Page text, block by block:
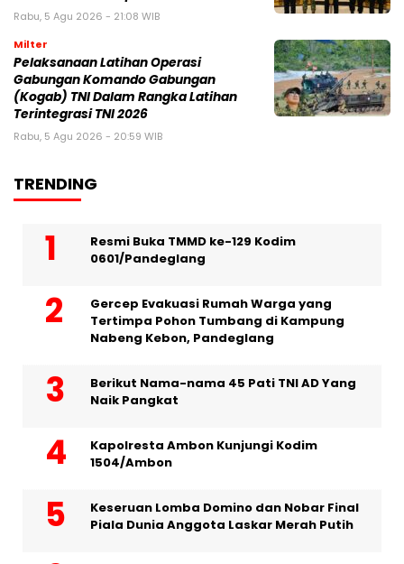
Rabu, 5 Agu 2026 - 21:08 WIB
Milter
Pelaksanaan Latihan Operasi
Gabungan Komando Gabungan
(Kogab) TNI Dalam Rangka Latihan
Terintegrasi TNI 2026
Rabu, 5 Agu 2026 - 20:59 WIB
TRENDING
Resmi Buka TMMD ke-129 Kodim
0601/Pandeglang
Gercep Evakuasi Rumah Warga yang
Tertimpa Pohon Tumbang di Kampung
Nabeng Kebon, Pandeglang
Berikut Nama-nama 45 Pati TNI AD Yang
Naik Pangkat
Kapolresta Ambon Kunjungi Kodim
1504/Ambon
Keseruan Lomba Domino dan Nobar Final
Piala Dunia Anggota Laskar Merah Putih